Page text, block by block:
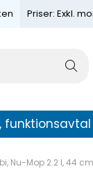
Priser: Exkl.
Nu-Mop 2.2 l, 44